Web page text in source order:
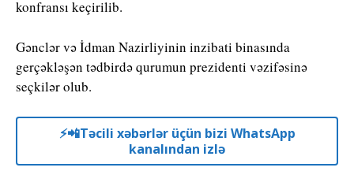
konfransı keçirilib.
Gənclər və İdman Nazirliyinin inzibati binasında
gerçəkləşən tədbirdə qurumun prezidenti vəzifəsinə
seçkilər olub.
⚡️📲Təcili xəbərlər üçün bizi WhatsApp
kanalından izlə